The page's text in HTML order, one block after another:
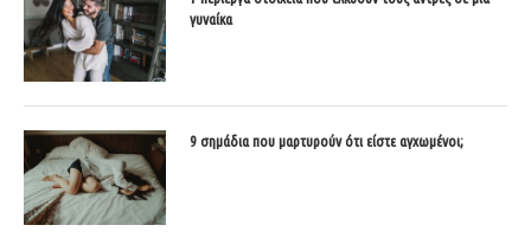
γυναίκα
9 σημάδια που μαρτυρούν ότι είστε αγχωμένοι;